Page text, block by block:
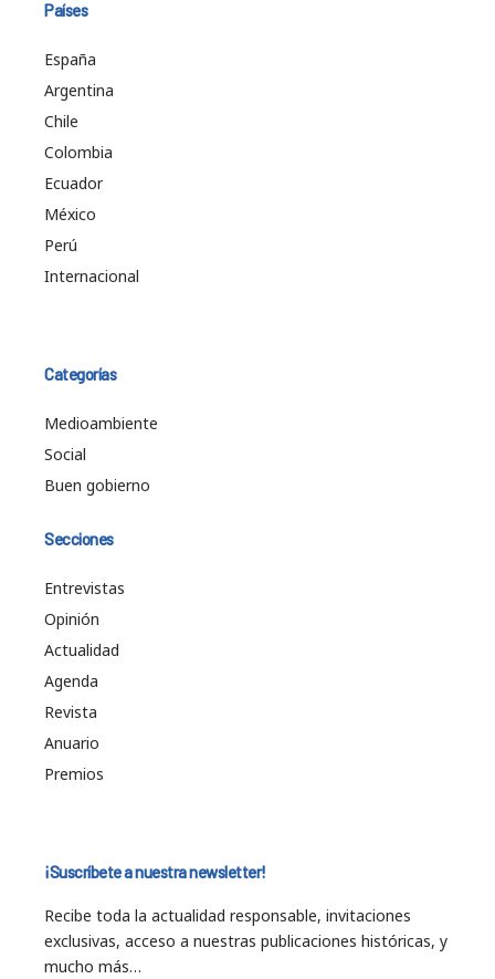
Países
España
Argentina
Chile
Colombia
Ecuador
México
Perú
Internacional
Categorías
Medioambiente
Social
Buen gobierno
Secciones
Entrevistas
Opinión
Actualidad
Agenda
Revista
Anuario
Premios
¡Suscríbete a nuestra newsletter!
Recibe toda la actualidad responsable, invitaciones
exclusivas, acceso a nuestras publicaciones históricas, y
mucho más…